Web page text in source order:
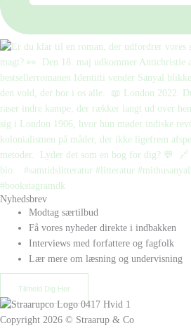
Nyhedsbrev
Modtag særtilbud
Få vores nyheder direkte i indbakken
Interviews med forfattere og fagfolk
Lær mere om læsning og undervisning
Tilmeld Dig Her
Copyright 2026 © Straarup & Co